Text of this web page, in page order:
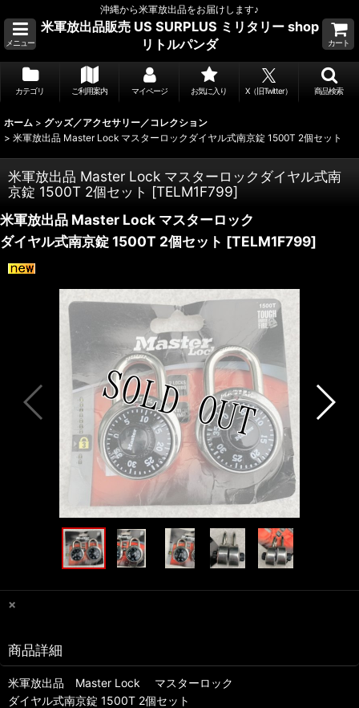
沖縄から米軍放出品をお届けします♪
メニュー
米軍放出品販売 US SURPLUS ミリタリー shop
リトルパンダ
カート
カテゴリ ご利用案内 マイページ お気に入り X（旧Twitter） 商品検索
ホーム > グッズ／アクセサリー／コレクション
> 米軍放出品 Master Lock マスターロックダイヤル式南京錠 1500T 2個セット
米軍放出品 Master Lock マスターロックダイヤル式南
京錠 1500T 2個セット [TELM1F799]
米軍放出品 Master Lock マスターロック
ダイヤル式南京錠 1500T 2個セット [TELM1F799]
×
商品詳細
米軍放出品 Master Lock マスターロック
ダイヤル式南京錠 1500T 2個セット